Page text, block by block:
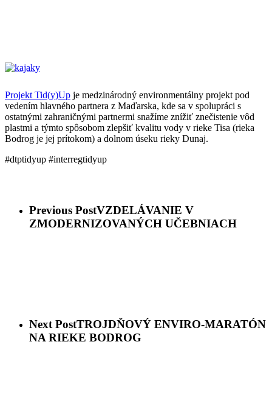
Projekt Tid(y)Up je medzinárodný environmentálny projekt pod
vedením hlavného partnera z Maďarska, kde sa v spolupráci s
ostatnými zahraničnými partnermi snažíme znížiť znečistenie vôd
plastmi a týmto spôsobom zlepšiť kvalitu vody v rieke Tisa (rieka
Bodrog je jej prítokom) a dolnom úseku rieky Dunaj.
#dtptidyup #interregtidyup
Previous PostVZDELÁVANIE V
ZMODERNIZOVANÝCH UČEBNIACH
Next PostTROJDŇOVÝ ENVIRO-MARATÓN
NA RIEKE BODROG